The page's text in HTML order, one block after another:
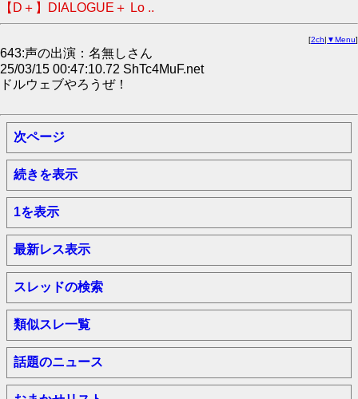
【D＋】DIALOGUE＋ Lo ..
[2ch| ▼Menu]
643:声の出演：名無しさん
25/03/15 00:47:10.72 ShTc4MuF.net
ドルウェブやろうぜ！
次ページ
続きを表示
1を表示
最新レス表示
スレッドの検索
類似スレ一覧
話題のニュース